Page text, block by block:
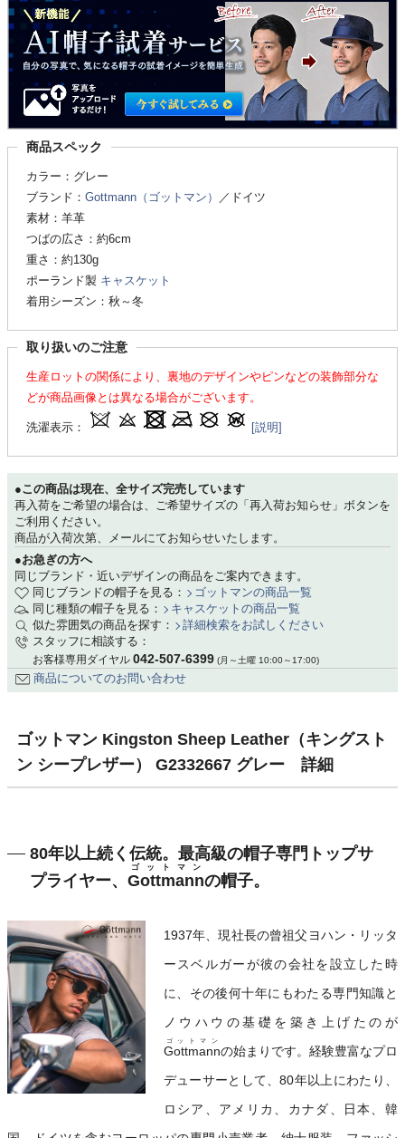
商品スペック
カラー：グレー
ブランド： Gottmann（ゴットマン）
／ドイツ
素材：羊革
つばの広さ：約6cm
重さ：約130g
ポーランド製 キャスケット
着用シーズン：秋～冬
取り扱いのご注意
生産ロットの関係により、裏地のデザインやピンなどの装飾部分な
どが商品画像とは異なる場合がございます。
洗濯表示： [説明]
●この商品は現在、全サイズ完売しています
再入荷をご希望の場合は、ご希望サイズの「再入荷お知らせ」ボタンを
ご利用ください。
商品が入荷次第、メールにてお知らせいたします。
●お急ぎの方へ
同じブランド・近いデザインの商品をご案内できます。
同じブランドの帽子を見る：
ゴットマンの商品一覧
同じ種類の帽子を見る：
キャスケットの商品一覧
似た雰囲気の商品を探す：
詳細検索をお試しください
スタッフに相談する：
お客様専用ダイヤル 042-507-6399 (月～土曜 10:00～17:00)
商品についてのお問い合わせ
ゴットマン Kingston Sheep Leather（キングスト
ン シープレザー） G2332667 グレー 詳細
80年以上続く伝統。最高級の帽子専門トップサ
プライヤー、 Gottmann
ゴットマン
の帽子。
1937年、現社長の曾祖父ヨハン・リッタ
ースベルガーが彼の会社を設立した時
に、その後何十年にもわたる専門知識と
ノウハウの基礎を築き上げたのが
Gottmann
ゴットマン
の始まりです。経験豊富なプロ
デューサーとして、80年以上にわたり、
ロシア、アメリカ、カナダ、日本、韓